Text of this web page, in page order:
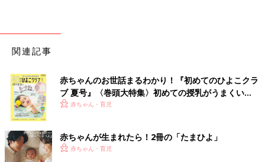
関連記事
赤ちゃんのお世話まるわかり！『初めてのひよこクラ
ブ 夏号』〈巻頭大特集〉初めての授乳がうまくい
く！ おっぱい・ミルクの基本と夏のトラブル 解決テ
赤ちゃん・育児
赤ちゃんが生まれたら！2冊の「たまひよ」
赤ちゃん・育児